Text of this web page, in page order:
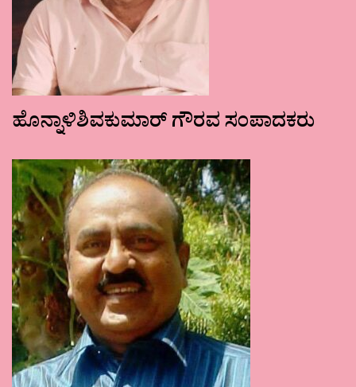
ಹೊನ್ನಾಳಿಶಿವಕುಮಾರ್ ಗೌರವ ಸಂಪಾದಕರು